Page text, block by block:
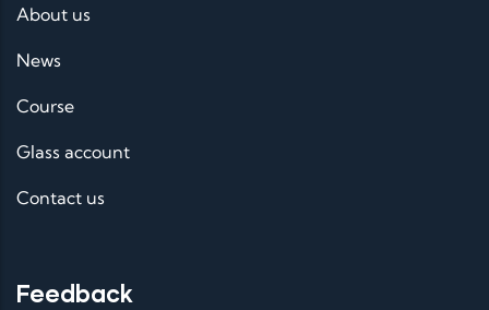
About us
News
Course
Glass account
Contact us
Feedback